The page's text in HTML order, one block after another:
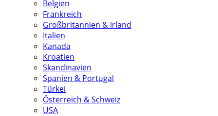
Belgien
Frankreich
Großbritannien & Irland
Italien
Kanada
Kroatien
Skandinavien
Spanien & Portugal
Türkei
Österreich & Schweiz
USA